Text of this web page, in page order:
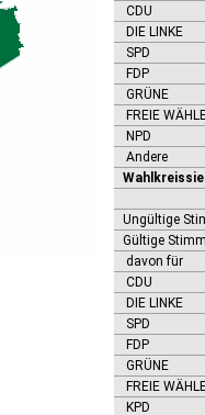
CDU
DIE LINKE
SPD
FDP
GRÜNE
FREIE
NPD
Andere
Ungültige
Gültige
davon für
CDU
DIE LINKE
SPD
FDP
GRÜNE
FREIE
KPD